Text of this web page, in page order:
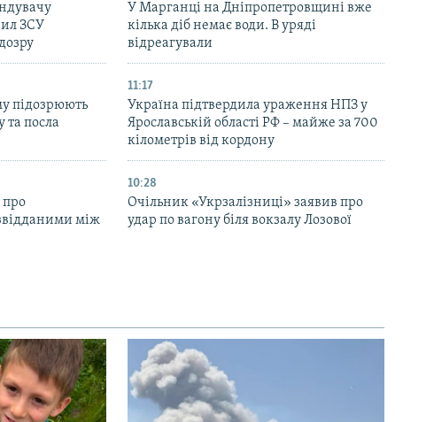
ЗСУ
У Марганці на Дніпропетровщині вже
кілька діб немає води. В уряді
відреагували
підозрюють
та посла
11:17
Україна підтвердила ураження НПЗ у
Ярославській області РФ – майже за 700
кілометрів від кордону
між
10:28
Очільник «Укрзалізниці» заявив про
удар по вагону біля вокзалу Лозової